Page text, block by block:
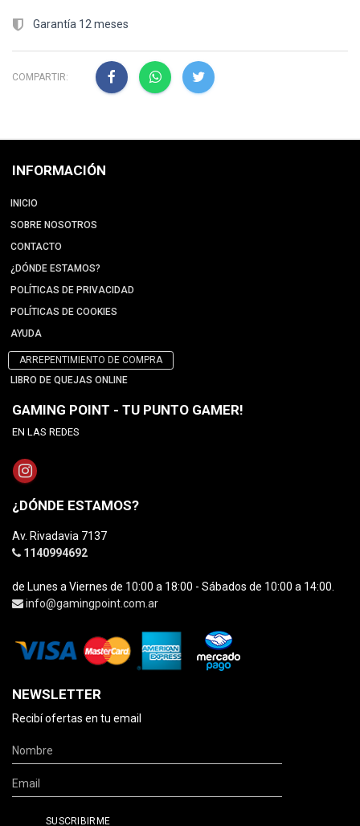
Garantía 12 meses
COMPARTIR:
INFORMACIÓN
INICIO
SOBRE NOSOTROS
CONTACTO
¿DÓNDE ESTAMOS?
POLÍTICAS DE PRIVACIDAD
POLÍTICAS DE COOKIES
AYUDA
ARREPENTIMIENTO DE COMPRA
LIBRO DE QUEJAS ONLINE
GAMING POINT - TU PUNTO GAMER!
EN LAS REDES
¿DÓNDE ESTAMOS?
Av. Rivadavia 7137
1140994692
de Lunes a Viernes de 10:00 a 18:00 - Sábados de 10:00 a 14:00.
info@gamingpoint.com.ar
NEWSLETTER
Recibí ofertas en tu email